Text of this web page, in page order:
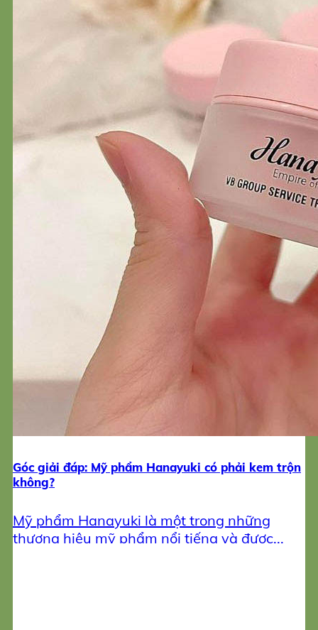
Góc giải đáp: Mỹ phẩm Hanayuki có phải kem trộn
không?
Mỹ phẩm Hanayuki là một trong những
thương hiệu mỹ phẩm nổi tiếng và được...